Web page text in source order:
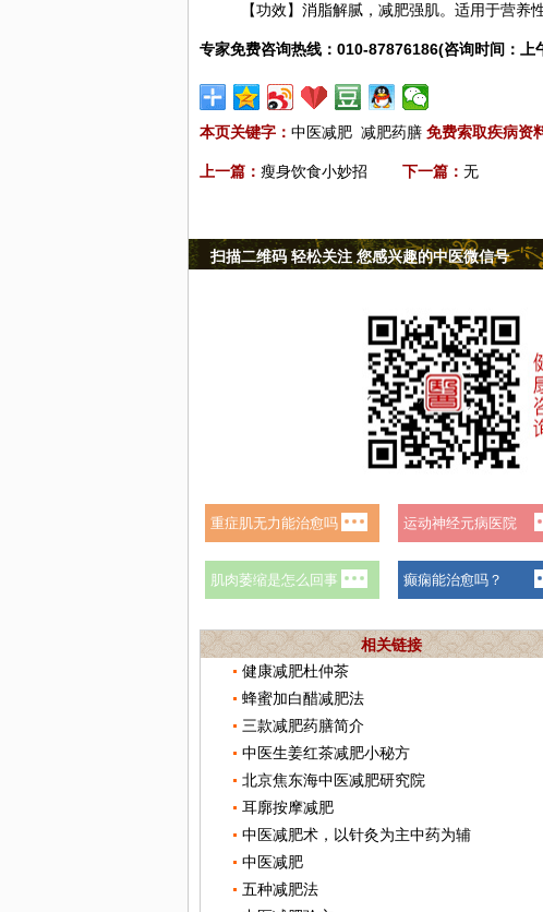
【功效】消脂解腻，减肥强肌。适用于营养
专家免费咨询热线：010-87876186(咨询时间：上
本页关键字： 中医减肥 减肥药膳 免费索取疾病资
上一篇： 瘦身饮食小妙招 下一篇： 无
扫描二维码 轻松关注 您感兴趣的中医微信号
相关链接
健康减肥杜仲茶
蜂蜜加白醋减肥法
三款减肥药膳简介
中医生姜红茶减肥小秘方
北京焦东海中医减肥研究院
耳廓按摩减肥
中医减肥术，以针灸为主中药为辅
中医减肥
五种减肥法